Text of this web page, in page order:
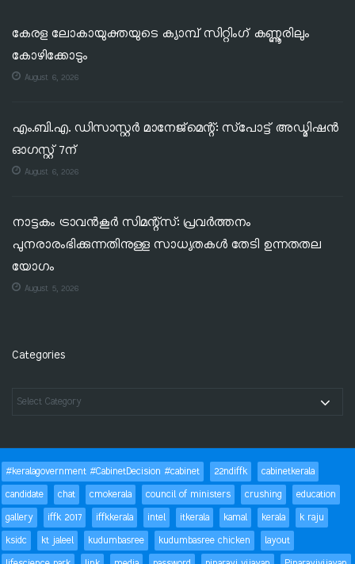
കേരള ലോകായുക്തയുടെ ക്യാമ്പ് സിറ്റിംഗ് കണ്ണൂരിലും
കോഴിക്കോടും
August 6, 2026
എം.ബി.എ. ഡിസാസ്റ്റർ മാനേജ്‌മെന്റ്: സ്‌പോട്ട് അഡ്മിഷൻ
ഓഗസ്റ്റ് 7ന്
August 6, 2026
നാട്ടകം ട്രാവൻകൂർ സിമന്റ്‌സ്: പ്രവർത്തനം
പുനരാരംഭിക്കുന്നതിനുള്ള സാധ്യതകൾ തേടി ഉന്നതതല
യോഗം
August 5, 2026
Categories
#keralagovernment #CabinetDecision #cabinet 22ndiffk
cabinetkerala
candidate
chat cmokerala council of ministers crushing
education
gallery
iffk 2017 iffkkerala intel itkerala kamal kerala
k raju
ksidc
kt jaleel kudumbasree kudumbasree chicken
layout